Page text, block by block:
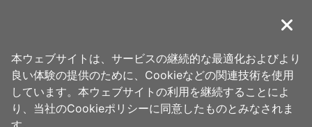
導覽
老街溪河川教育センタ
閉じ
本ウェブサイトは、サービスの継続的な最適化およびより
良い体験の提供のために、Cookieなどの関連技術を使用
しています。本ウェブサイトの利用を継続することによ
り、当社のCookieポリシーに同意したものとみなされま